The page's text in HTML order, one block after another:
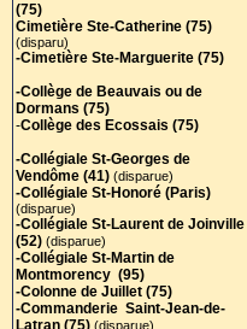
(75)
Cimetière Ste-Catherine (75)
(disparu)
-Cimetière Ste-Marguerite (75)
-Collège de Beauvais ou de
Dormans (75)
-Collège des Ecossais (75)
-Collégiale St-Georges de
Vendôme (41) (disparue)
-Collégiale St-Honoré (Paris)
(disparue)
-Collégiale St-Laurent de Joinville
(52) (disparue)
-Collégiale St-Martin de
Montmorency (95)
-Colonne de Juillet (75)
-Commanderie Saint-Jean-de-
Latran (75) (disparue)